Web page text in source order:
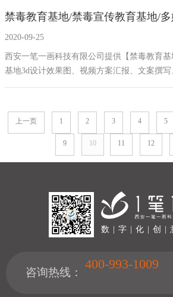
禁毒教育基地/禁毒宣传教育基地/
禁毒馆设计方案
2020-09-25
西安一笔一画科技有限公司提供【禁毒教育
基地3d设计效果图、视频方案汇报、文案撰
制、施工图绘制、多媒体互动设备、数字化
图绘制、施工管控、运营维护等等服务】
上一页 1 2 3 4 5
9 10 11 12
数 | 字 | 化 | 创 |
咨询热线：
400-993-1009